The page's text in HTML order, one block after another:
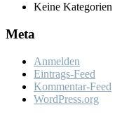
Keine Kategorien
Meta
Anmelden
Eintrags-Feed
Kommentar-Feed
WordPress.org